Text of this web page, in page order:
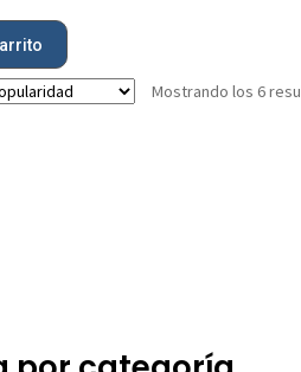
Mostrando los 6